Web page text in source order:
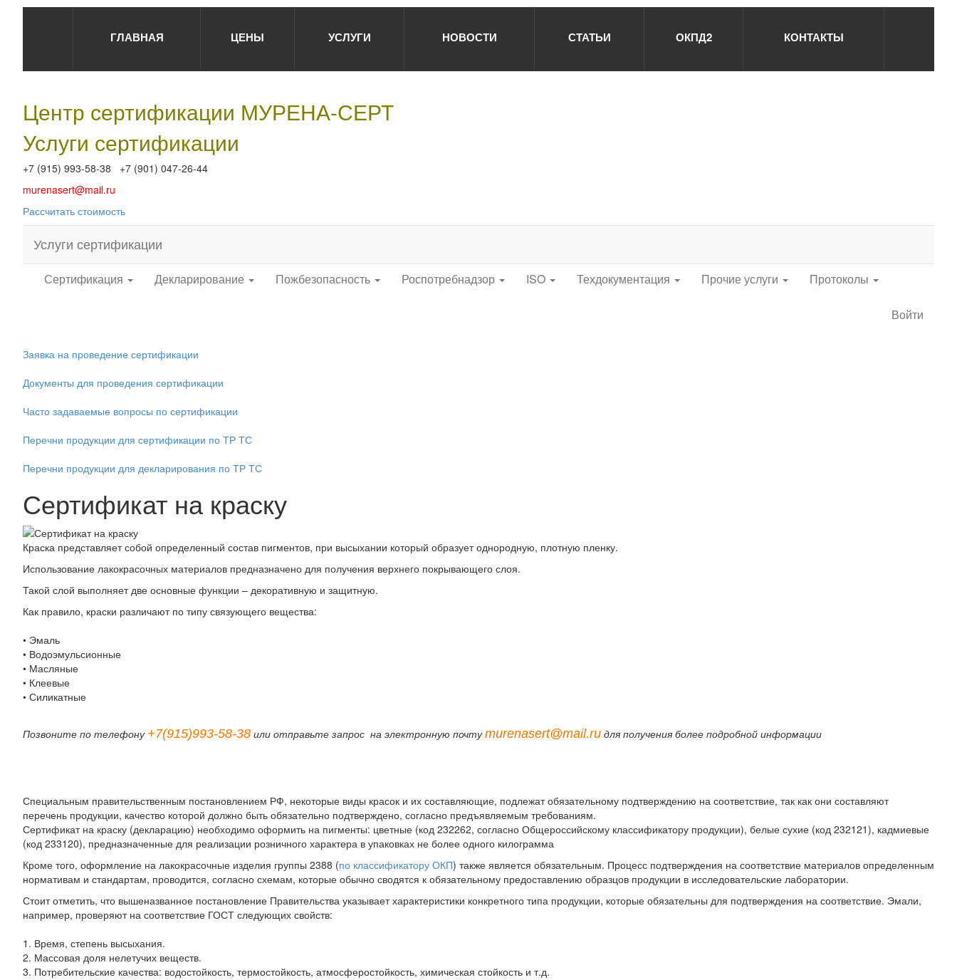
ГЛАВНАЯ ЦЕНЫ УСЛУГИ НОВОСТИ СТАТЬИ ОКПД2 КОНТАКТЫ
Центр сертификации МУРЕНА-СЕРТ
Услуги сертификации
+7 (915) 993-58-38 +7 (901) 047-26-44
murenasert@mail.ru
Рассчитать стоимость
Услуги сертификации
Сертификация Декларирование Пожбезопасность Роспотребнадзор ISO Техдокументация Прочие услуги Протоколы
Войти
Заявка на проведение сертификации
Документы для проведения сертификации
Часто задаваемые вопросы по сертификации
Перечни продукции для сертификации по ТР ТС
Перечни продукции для декларирования по ТР ТС
Сертификат на краску
Краска представляет собой определенный состав пигментов, при высыхании который образует однородную, плотную пленку.
Использование лакокрасочных материалов предназначено для получения верхнего покрывающего слоя.
Такой слой выполняет две основные функции – декоративную и защитную.
Как правило, краски различают по типу связующего вещества:
• Эмаль
• Водоэмульсионные
• Масляные
• Клеевые
• Силикатные
Позвоните по телефону +7(915)993-58-38 или отправьте запрос на электронную почтуmurenasert@mail.ru для получения более подробной информации
Специальным правительственным постановлением РФ, некоторые виды красок и их составляющие, подлежат обязательному подтверждению на соответствие, так как они составляют
перечень продукции, качество которой должно быть обязательно подтверждено, согласно предъявляемым требованиям.
Сертификат на краску (декларацию) необходимо оформить на пигменты: цветные (код 232262, согласно Общероссийскому классификатору продукции), белые сухие (код 232121), кадмиевые
(код 233120), предназначенные для реализации розничного характера в упаковках не более одного килограмма
Кроме того, оформление на лакокрасочные изделия группы 2388 (по классификатору ОКП) также является обязательным. Процесс подтверждения на соответствие материалов определенным
нормативам и стандартам, проводится, согласно схемам, которые обычно сводятся к обязательному предоставлению образцов продукции в исследовательские лаборатории.
Стоит отметить, что вышеназванное постановление Правительства указывает характеристики конкретного типа продукции, которые обязательны для подтверждения на соответствие. Эмали,
например, проверяют на соответствие ГОСТ следующих свойств:
1. Время, степень высыхания.
2. Массовая доля нелетучих веществ.
3. Потребительские качества: водостойкость, термостойкость, атмосферостойкость, химическая стойкость и т.д.